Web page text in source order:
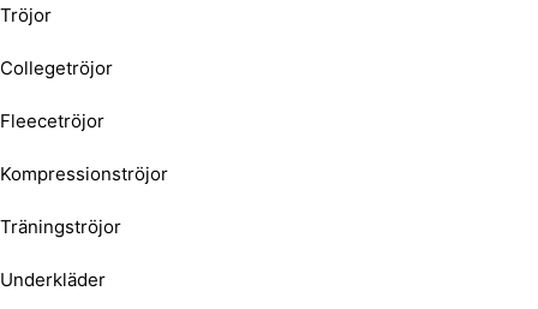
Tröjor
Collegetröjor
Fleecetröjor
Kompressionströjor
Träningströjor
Underkläder